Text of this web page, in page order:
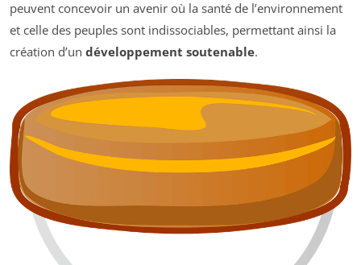
peuvent concevoir un avenir où la santé de l’environnement
et celle des peuples sont indissociables, permettant ainsi la
création d’un développement soutenable.